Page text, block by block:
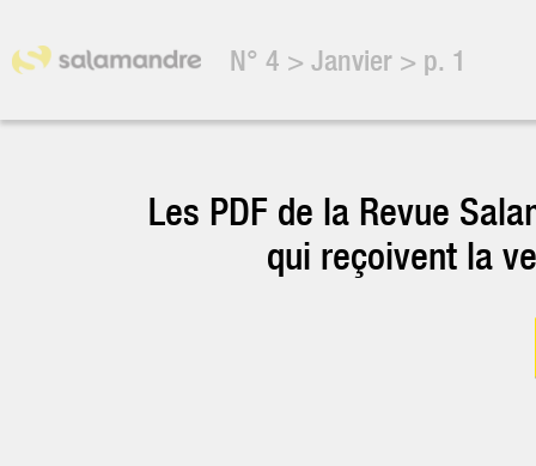
N° 4 > Janvier > p. 1
Les PDF de la Revue
qui reçoivent la